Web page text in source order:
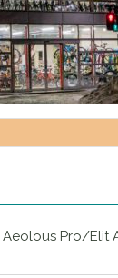
Pro/Elit